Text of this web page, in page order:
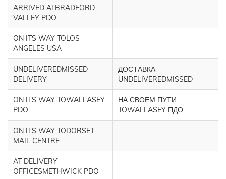
ARRIVED ATBRADFORD
VALLEY PDO
ON ITS WAY TOLOS
ANGELES USA
UNDELIVEREDMISSED
DELIVERY
ДОСТАВКА
UNDELIVEREDMISSED
ON ITS WAY TOWALLASEY
PDO
НА СВОЕМ ПУТИ
TOWALLASEY ПДО
ON ITS WAY TODORSET
MAIL CENTRE
AT DELIVERY
OFFICESMETHWICK PDO